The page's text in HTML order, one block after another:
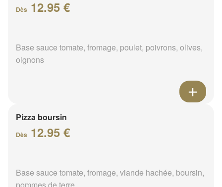
Dès 12.95 €
Base sauce tomate, fromage, poulet, poivrons, olives,
oignons
Pizza boursin
Dès 12.95 €
Base sauce tomate, fromage, viande hachée, boursin,